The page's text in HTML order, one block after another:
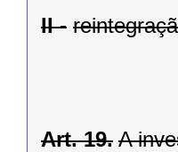
II -
Art. 19. A